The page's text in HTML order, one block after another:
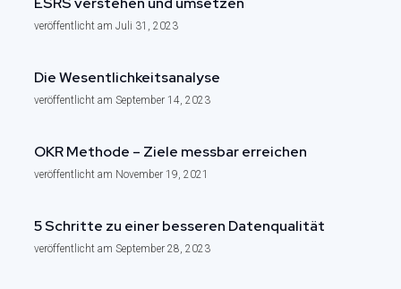
veröffentlicht am Juli 31, 2023
Die Wesentlichkeits­analyse
veröffentlicht am September 14, 2023
OKR Methode – Ziele messbar erreichen
veröffentlicht am November 19, 2021
5 Schritte zu einer besseren Datenqualität
veröffentlicht am September 28, 2023